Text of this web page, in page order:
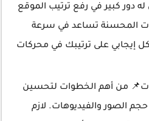
دور كبير في رفع ترتيب الموقع
المحسنة تساعد في سرعة
إيجابي على ترتيبك في محركات
من أهم الخطوات لتحسين
الصور والفيديوهات. لازم